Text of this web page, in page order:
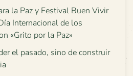
la Paz y Festival Buen Vivir
Internacional de los
«Grito por la Paz»
el pasado, sino de construir